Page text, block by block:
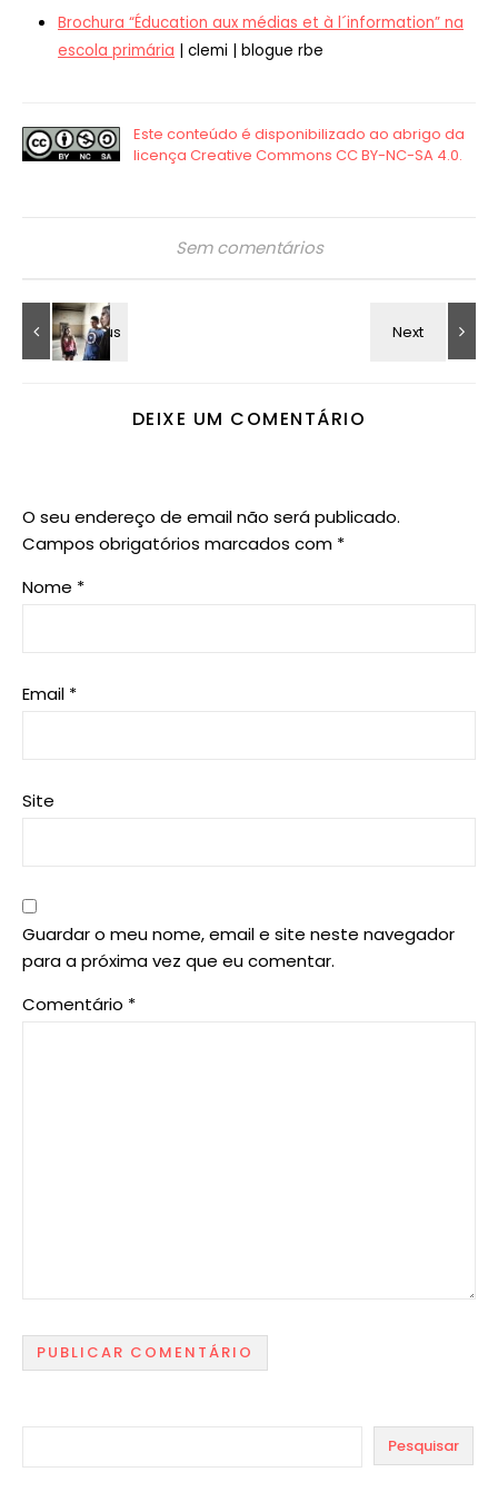
Brochura “Éducation aux médias et à l´information” na
escola primária | clemi | blogue rbe
Sem comentários
DEIXE UM COMENTÁRIO
O seu endereço de email não será publicado.
Campos obrigatórios marcados com *
Nome *
Email *
Site
Guardar o meu nome, email e site neste navegador
para a próxima vez que eu comentar.
Comentário *
Pesquisar